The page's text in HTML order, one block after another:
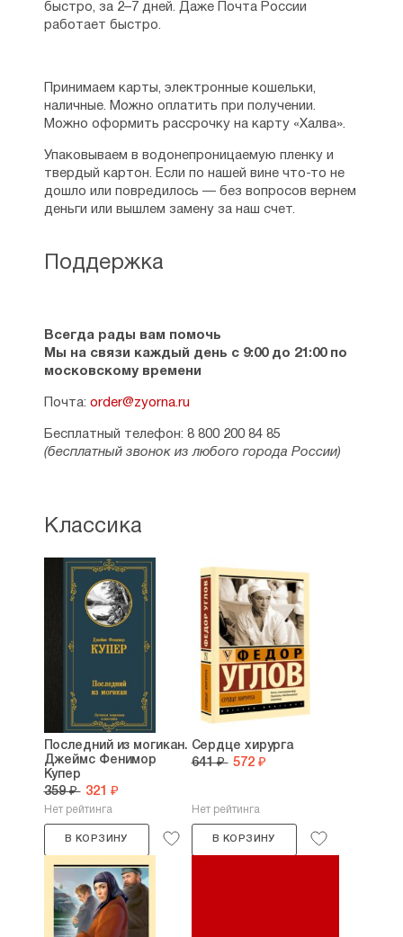
Поддержка
Всегда рады вам помочь
Мы на связи каждый день с 9:00 до 21:00 по
московскому времени
Почта: order@zyorna.ru
Бесплатный телефон: 8 800 200 84 85
(бесплатный звонок из любого города России)
быстро, за 2–7 дней. Даже Почта России
работает быстро.
Принимаем карты, электронные кошельки,
наличные. Можно оплатить при получении.
Можно оформить рассрочку на карту «Халва».
Упаковываем в водонепроницаемую пленку и
твердый картон. Если по нашей вине что-то не
дошло или повредилось — без вопросов вернем
деньги или вышлем замену за наш счет.
Классика
Последний из могикан.
Джеймс Фенимор
Купер
359 ₽ 321 ₽
Нет рейтинга
В КОРЗИНУ
Сердце хирурга
641 ₽ 572 ₽
Нет рейтинга
В КОРЗИНУ